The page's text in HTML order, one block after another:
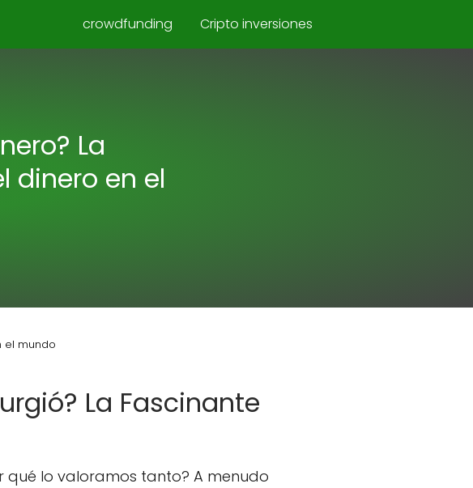
crowdfunding Cripto inversiones
La
dinero en el
el mundo
La Fascinante
qué lo valoramos tanto? A menudo